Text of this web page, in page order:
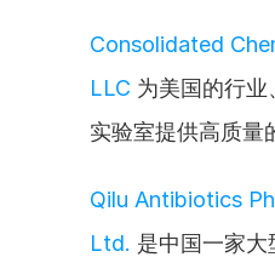
Consolidated
LLC 为美国的行
实验室提供高质量
Qilu Antibiotics
Ltd. 是中国一家